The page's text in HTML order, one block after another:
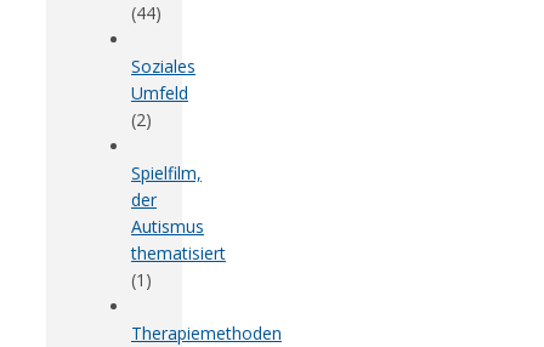
(44)
Soziales
Umfeld
(2)
Spielfilm,
der
Autismus
thematisiert
(1)
Therapiemethoden